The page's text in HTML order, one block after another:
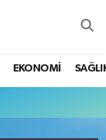
EKONOMİ